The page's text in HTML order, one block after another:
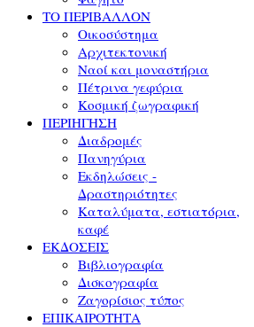
ΤΟ ΠΕΡΙΒΑΛΛΟΝ
Οικοσύστημα
Αρχιτεκτονική
Ναοί και μοναστήρια
Πέτρινα γεφύρια
Κοσμική ζωγραφική
ΠΕΡΙΗΓΗΣΗ
Διαδρομές
Πανηγύρια
Εκδηλώσεις -
Δραστηριότητες
Καταλύματα, εστιατόρια,
καφέ
ΕΚΔΟΣΕΙΣ
Βιβλιογραφία
Δισκογραφία
Ζαγορίσιος τύπος
ΕΠΙΚΑΙΡΟΤΗΤΑ